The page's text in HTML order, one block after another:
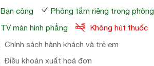
Ban công
Phòng tắm riêng trong phòng
TV màn hình phẳng
Không hút thuốc
Chính sách hành khách và trẻ em
Điều khoản xuất hoá đơn